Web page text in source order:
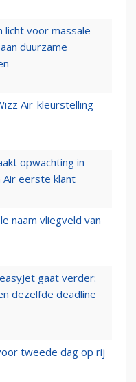
voor massale
duurzame
Air-kleurstelling
opwachting in
Air eerste klant
naam vliegveld van
gaat verder:
dezelfde deadline
tweede dag op rij